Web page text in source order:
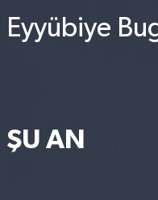
Eyyübiye
ŞU AN